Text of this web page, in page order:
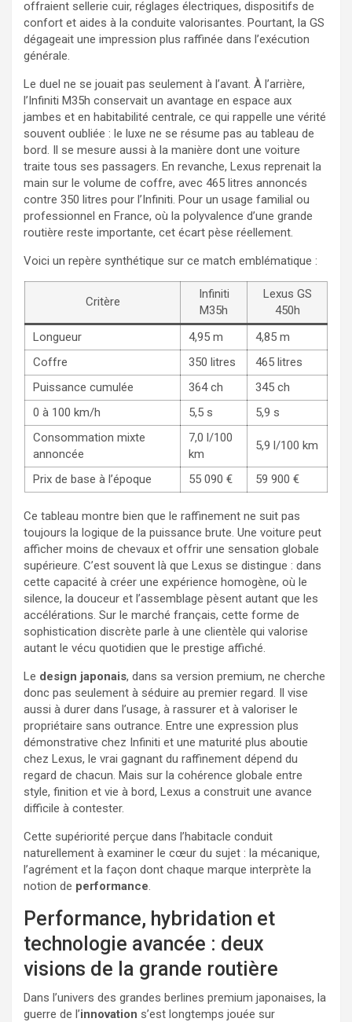
offraient sellerie cuir, réglages électriques, dispositifs de
confort et aides à la conduite valorisantes. Pourtant, la GS
dégageait une impression plus raffinée dans l’exécution
générale.
Le duel ne se jouait pas seulement à l’avant. À l’arrière,
l’Infiniti M35h conservait un avantage en espace aux
jambes et en habitabilité centrale, ce qui rappelle une vérité
souvent oubliée : le luxe ne se résume pas au tableau de
bord. Il se mesure aussi à la manière dont une voiture
traite tous ses passagers. En revanche, Lexus reprenait la
main sur le volume de coffre, avec 465 litres annoncés
contre 350 litres pour l’Infiniti. Pour un usage familial ou
professionnel en France, où la polyvalence d’une grande
routière reste importante, cet écart pèse réellement.
Voici un repère synthétique sur ce match emblématique :
Critère
Infiniti
M35h
Lexus GS
450h
Longueur
4,95 m
4,85 m
Coffre
350 litres
465 litres
Puissance cumulée
364 ch
345 ch
0 à 100 km/h
5,5 s
5,9 s
Consommation mixte
annoncée
7,0 l/100
km
5,9 l/100 km
Prix de base à l’époque 55 090 € 59 900 €
Ce tableau montre bien que le raffinement ne suit pas
toujours la logique de la puissance brute. Une voiture peut
afficher moins de chevaux et offrir une sensation globale
supérieure. C’est souvent là que Lexus se distingue : dans
cette capacité à créer une expérience homogène, où le
silence, la douceur et l’assemblage pèsent autant que les
accélérations. Sur le marché français, cette forme de
sophistication discrète parle à une clientèle qui valorise
autant le vécu quotidien que le prestige affiché.
Le design japonais, dans sa version premium, ne cherche
donc pas seulement à séduire au premier regard. Il vise
aussi à durer dans l’usage, à rassurer et à valoriser le
propriétaire sans outrance. Entre une expression plus
démonstrative chez Infiniti et une maturité plus aboutie
chez Lexus, le vrai gagnant du raffinement dépend du
regard de chacun. Mais sur la cohérence globale entre
style, finition et vie à bord, Lexus a construit une avance
difficile à contester.
Cette supériorité perçue dans l’habitacle conduit
naturellement à examiner le cœur du sujet : la mécanique,
l’agrément et la façon dont chaque marque interprète la
notion de performance.
Performance, hybridation et
technologie avancée : deux
visions de la grande routière
Dans l’univers des grandes berlines premium japonaises, la
guerre de l’innovation s’est longtemps jouée sur